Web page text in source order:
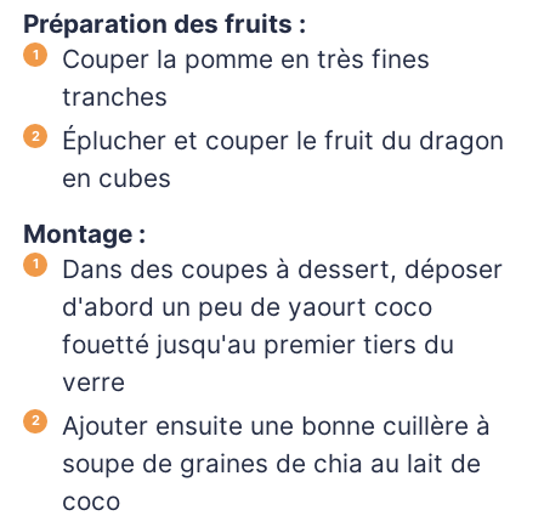
Préparation des fruits :
Couper la pomme en très fines
tranches
Éplucher et couper le fruit du dragon
en cubes
Montage :
Dans des coupes à dessert, déposer
d'abord un peu de yaourt coco
fouetté jusqu'au premier tiers du
verre
Ajouter ensuite une bonne cuillère à
soupe de graines de chia au lait de
coco